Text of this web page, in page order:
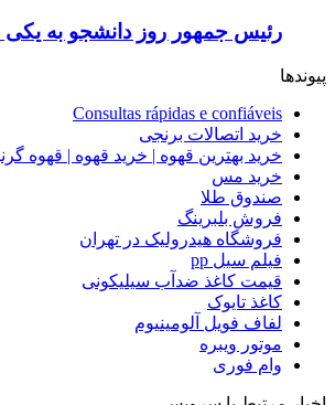
رئیس جمهور روز دانشجو به یکی
پیوندها
Consultas rápidas e confiáveis
خرید اتصالات برنجی
خرید بهترین قهوه | خرید قهوه | قهوه
خرید مس
صندوق طلا
فروش بلبرینگ
فروشگاه هیدرولیک در تهران
فیلم سیل pp
قیمت کاغذ ضدآب سیلیکونی
کاغذ تایوک
لفاف فویل آلومینیوم
موتور ویبره
وام فوری